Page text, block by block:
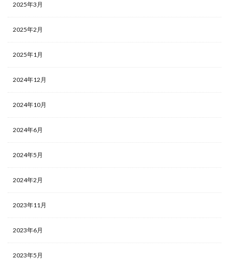
2025年3月
2025年2月
2025年1月
2024年12月
2024年10月
2024年6月
2024年5月
2024年2月
2023年11月
2023年6月
2023年5月